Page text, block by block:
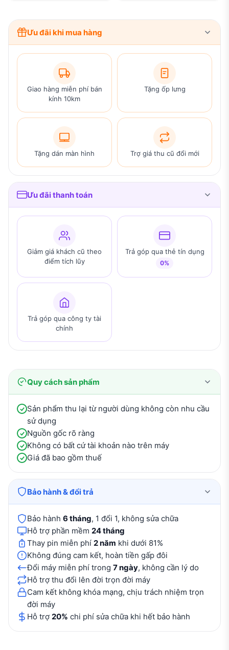
Ưu đãi khi mua hàng
Giao hàng miễn phí bán
kính 10km
Tặng ốp lưng
Tặng dán màn hình Trợ giá thu cũ đổi mới
Ưu đãi thanh toán
Giảm giá khách cũ theo
điểm tích lũy
Trả góp qua thẻ tín dụng
0%
Trả góp qua công ty tài
chính
Quy cách sản phẩm
Sản phẩm thu lại từ người dùng không còn nhu cầu
sử dụng
Nguồn gốc rõ ràng
Không có bất cứ tài khoản nào trên máy
Giá đã bao gồm thuế
Bảo hành & đổi trả
Bảo hành 6 tháng, 1 đổi 1, không sửa chữa
Hỗ trợ phần mềm 24 tháng
Thay pin miễn phí 2 năm khi dưới 81%
Không đúng cam kết, hoàn tiền gấp đôi
Đổi máy miễn phí trong 7 ngày, không cần lý do
Hỗ trợ thu đổi lên đời trọn đời máy
Cam kết không khóa mạng, chịu trách nhiệm trọn
đời máy
Hỗ trợ 20% chi phí sửa chữa khi hết bảo hành